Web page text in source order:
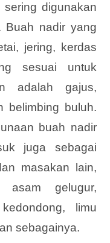
digunakan
Buah nadir yang
jering, kerdas
sesuai untuk
adalah gajus,
belimbing buluh.
buah nadir
juga sebagai
masakan lain,
asam gelugur,
limu
sebagainya.